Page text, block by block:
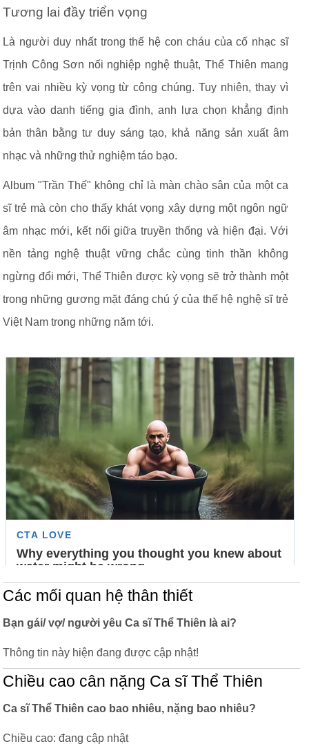
Tương lai đầy triển vọng
Là người duy nhất trong thế hệ con cháu của cố nhạc sĩ
Trịnh Công Sơn nối nghiệp nghệ thuật, Thể Thiên mang
trên vai nhiều kỳ vọng từ công chúng. Tuy nhiên, thay vì
dựa vào danh tiếng gia đình, anh lựa chọn khẳng định
bản thân bằng tư duy sáng tạo, khả năng sản xuất âm
nhạc và những thử nghiệm táo bạo.
Album "Trần Thế" không chỉ là màn chào sân của một ca
sĩ trẻ mà còn cho thấy khát vọng xây dựng một ngôn ngữ
âm nhạc mới, kết nối giữa truyền thống và hiện đại. Với
nền tảng nghệ thuật vững chắc cùng tinh thần không
ngừng đổi mới, Thể Thiên được kỳ vọng sẽ trở thành một
trong những gương mặt đáng chú ý của thế hệ nghệ sĩ trẻ
Việt Nam trong những năm tới.
Các mối quan hệ thân thiết
Bạn gái/ vợ/ người yêu Ca sĩ Thể Thiên là ai?
Thông tin này hiện đang được cập nhật!
Chiều cao cân nặng Ca sĩ Thể Thiên
Ca sĩ Thể Thiên cao bao nhiêu, nặng bao nhiêu?
Chiều cao: đang cập nhật